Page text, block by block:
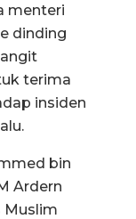
menteri
dinding
terima
insiden
bin
Ardern
Muslim